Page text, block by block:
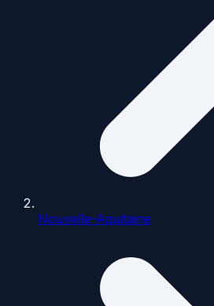
Nouvelle-Aquitaine